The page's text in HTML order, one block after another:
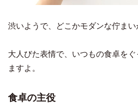
渋いようで、どこかモダンな佇まい
大人びた表情で、いつもの食卓を
ますよ。
食卓の主役